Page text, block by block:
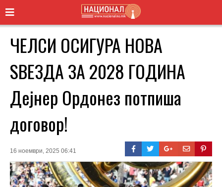
ЧЕЛСИ ОСИГУРА НОВА
ЅВЕЗДА ЗА 2028 ГОДИНА
Дејнер Ордонез потпиша
договор!
16 ноември, 2025 06:41